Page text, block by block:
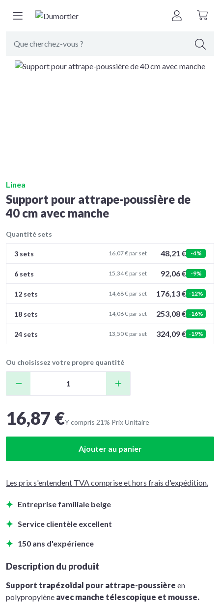
Retour à nettoyage
Linea
Support pour attrape-poussière de
40 cm avec manche
Quantité sets
3 sets 16,07 € par set 48,21 € -4%
6 sets 15,34 € par set 92,06 € -9%
12 sets 14,68 € par set 176,13 € -12%
18 sets 14,06 € par set 253,08 € -16%
24 sets 13,50 € par set 324,09 € -19%
Ou choisissez votre propre quantité
16,87 €Y compris 21% Prix Unitaire
Ajouter au panier
Les prix s'entendent TVA comprise et hors frais d'expédition.
Entreprise familiale belge
Service clientèle excellent
150 ans d'expérience
Description du produit
Support trapézoïdal pour attrape-poussière en
polypropylène avec manche télescopique et mousse.